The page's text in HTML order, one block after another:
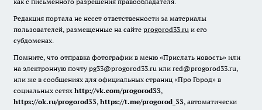
Редакция портала не несет ответственности за материалы
пользователей, размещенные на сайте progorod33.ru и его
субдоменах.
Помните, что отправка фотографии в меню «Прислать новость» или
на электронную почту pg33@progorod33.ru или red@progorod33.ru,
или же в сообщениях для официальных страниц «Про Город» в
социальных сетях http://vk.com/progorod33,
https://ok.ru/progorod33, https://t.me/progorod_33, автоматически